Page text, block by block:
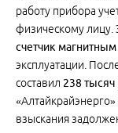
работу прибора
физическому лицу.
счетчик
эксплуатации.
составил 238 тысяч
взыскания